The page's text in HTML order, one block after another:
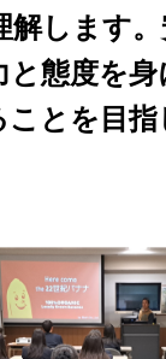
解します
態度を身
とを目指